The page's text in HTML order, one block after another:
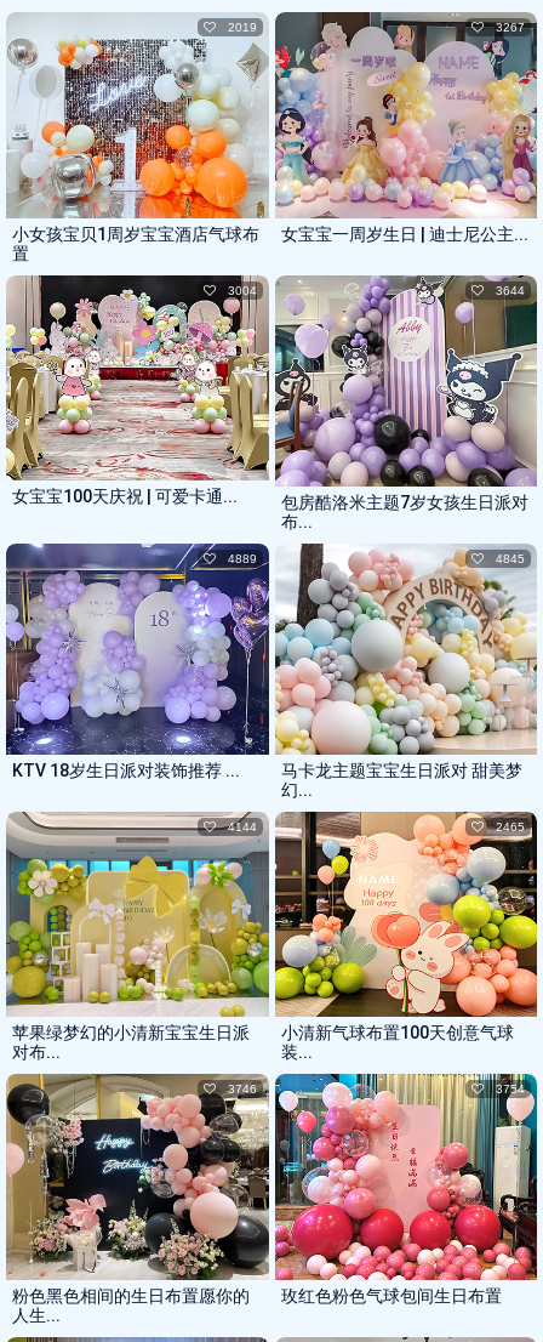
小女孩宝贝1周岁宝宝酒店气球布
置
2019
女宝宝一周岁生日 | 迪士尼公主...
3267
女宝宝100天庆祝 | 可爱卡通...
3004
包房酷洛米主题7岁女孩生日派对
布...
3644
KTV 18岁生日派对装饰推荐 ...
4889
马卡龙主题宝宝生日派对 甜美梦
幻...
4845
苹果绿梦幻的小清新宝宝生日派
对布...
4144
小清新气球布置100天创意气球
装...
2465
粉色黑色相间的生日布置愿你的
人生...
3746
玫红色粉色气球包间生日布置
3754